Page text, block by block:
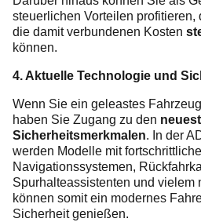
steuerlichen Vorteilen profitieren,
die damit verbundenen Kosten
können.
4. Aktuelle Technologie und
Wenn Sie ein geleastes
haben Sie Zugang zu den
Sicherheitsmerkmalen. In der
werden Modelle mit
Navigationssystemen,
Spurhalteassistenten und vielem
können somit ein modernes
Sicherheit genießen.